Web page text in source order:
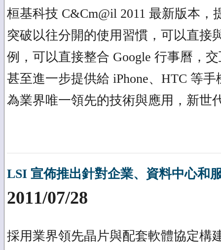
桓基科技 C&Cm@il 2011 最新版本
突破以往分開的使用習慣，可以直接
例，可以直接整合 Google 行事曆，
甚至進一步提供給 iPhone、HTC 等
為業界唯一領先的技術與應用，新世
LSI 宣佈推出針對企業、資料中心和
2011/07/28
採用業界領先晶片與配套軟體協定